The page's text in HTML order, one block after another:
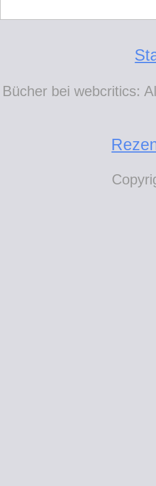
Bücher bei webcritics: